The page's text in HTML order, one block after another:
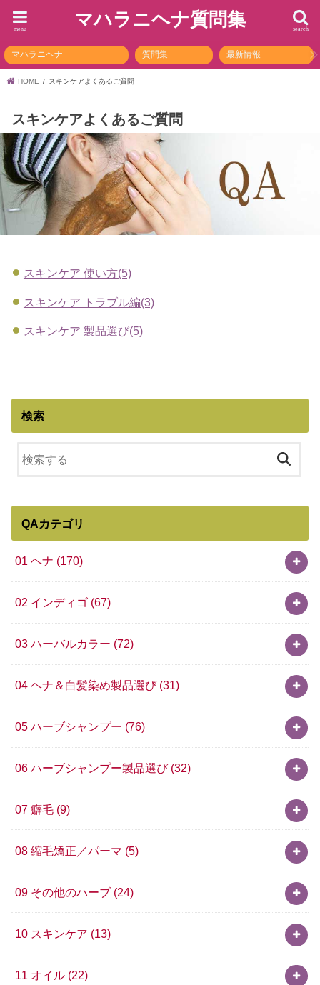
マハラニヘナ質問集 search
menu
マハラニヘナ 質問集 最新情報
HOME スキンケアよくあるご質問
スキンケアよくあるご質問
スキンケア 使い方(5)
スキンケア トラブル編(3)
スキンケア 製品選び(5)
検索
QAカテゴリ
01 ヘナ (170)
02 インディゴ (67)
03 ハーバルカラー (72)
04 ヘナ＆白髪染め製品選び (31)
05 ハーブシャンプー (76)
06 ハーブシャンプー製品選び (32)
07 癖毛 (9)
08 縮毛矯正／パーマ (5)
09 その他のハーブ (24)
10 スキンケア (13)
11 オイル (22)